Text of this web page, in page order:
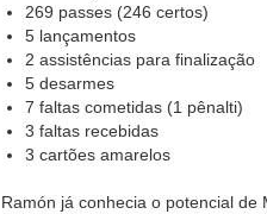
269 passes (246 certos)
5 lançamentos
2 assistências para finalização
5 desarmes
7 faltas cometidas (1 pênalti)
3 faltas recebidas
3 cartões amarelos
Ramón já conhecia o potencial